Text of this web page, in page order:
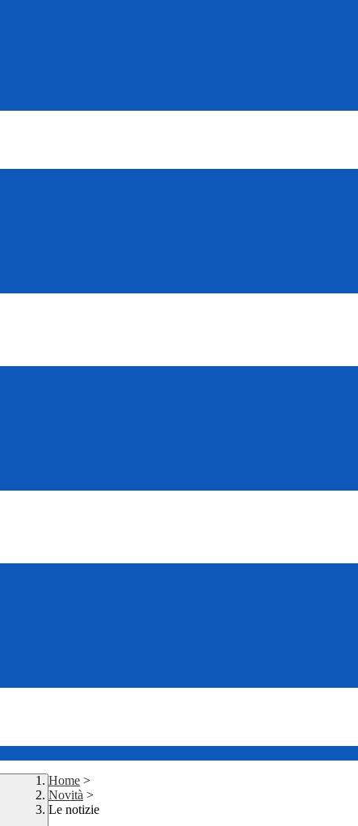
Home >
Novità >
Le notizie